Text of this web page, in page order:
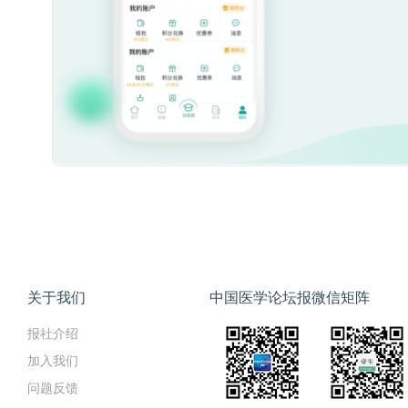
关于我们
报社介绍
加入我们
问题反馈
中国医学论坛报微信矩阵